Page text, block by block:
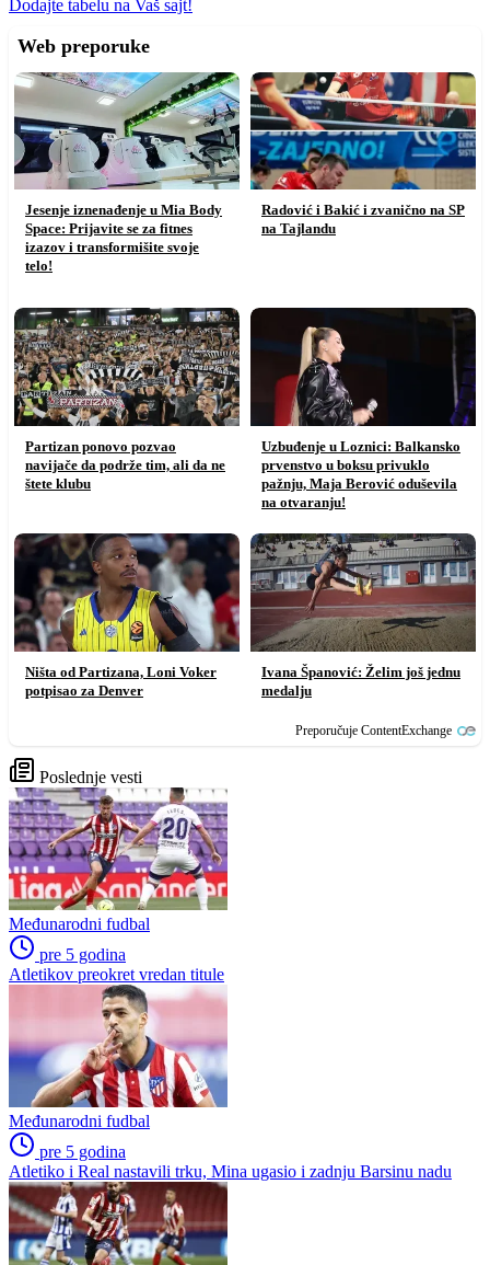
Dodajte tabelu na Vaš sajt!
Web preporuke
Jesenje iznenađenje u Mia Body
Space: Prijavite se za fitnes
izazov i transformišite svoje
telo!
Radović i Bakić i zvanično na SP
na Tajlandu
Partizan ponovo pozvao
navijače da podrže tim, ali da ne
štete klubu
Uzbuđenje u Loznici: Balkansko
prvenstvo u boksu privuklo
pažnju, Maja Berović oduševila
na otvaranju!
Ništa od Partizana, Loni Voker
potpisao za Denver
Ivana Španović: Želim još jednu
medalju
Preporučuje ContentExchange
Poslednje vesti
Međunarodni fudbal
pre 5 godina
Atletikov preokret vredan titule
Međunarodni fudbal
pre 5 godina
Atletiko i Real nastavili trku, Mina ugasio i zadnju Barsinu nadu